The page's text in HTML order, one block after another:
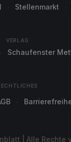
Stellenmarkt
VERLAG
Schaufenster
| Alle Rechte